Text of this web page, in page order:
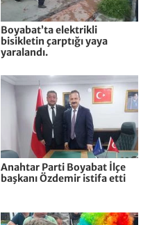
Boyabat’ta elektrikli
bisikletin çarptığı yaya
yaralandı.
Anahtar Parti Boyabat İlçe
başkanı Özdemir istifa etti